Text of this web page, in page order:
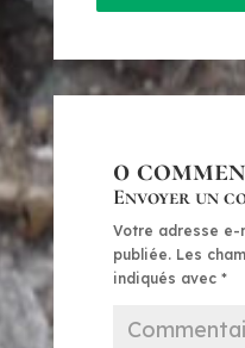
0
Envoyer un
Votre adresse e-
publiée. Les
indiqués avec *